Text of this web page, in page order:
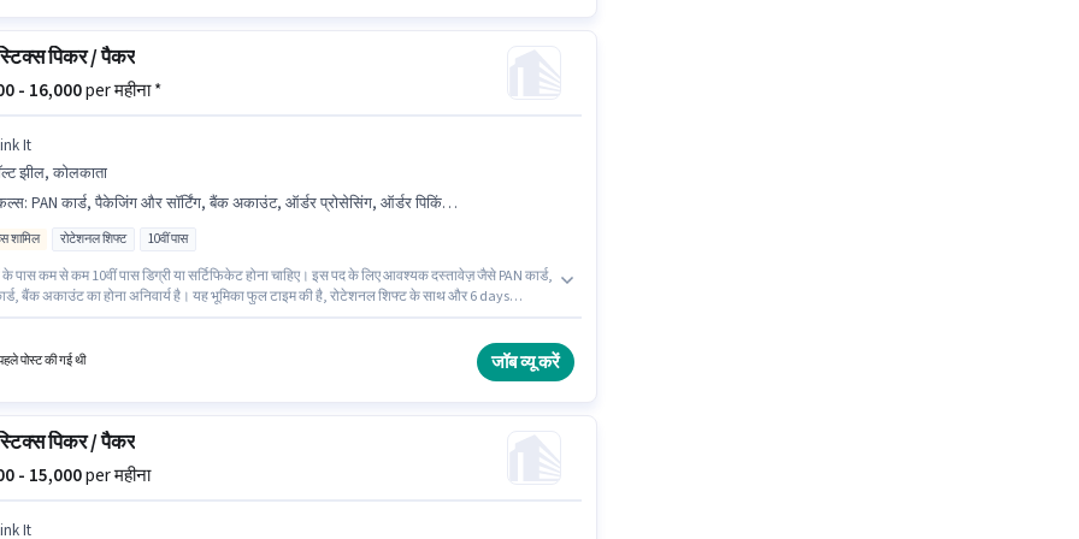
पिकर / पैकर
- 16,000per महीना *
It
झील, कोलकाता
: PAN कार्ड, पैकेजिंग और सॉर्टिंग, बैंक अकाउंट, ऑर्डर प्रोसेसिंग, ऑर्डर पिकिंग, आधार कार्ड
शामिल रोटेशनल शिफ्ट 10वीं पास
पास कम से कम 10वीं पास डिग्री या सर्टिफिकेट होना चाहिए। इस पद के लिए आवश्यक दस्तावेज़ जैसे PAN कार्ड,
बैंक अकाउंट का होना अनिवार्य है। यह भूमिका फुल टाइम की है, रोटेशनल शिफ्ट के साथ और 6 days
पोस्ट की गई थी जॉब व्यू करें
पिकर / पैकर
- 15,000per महीना
It